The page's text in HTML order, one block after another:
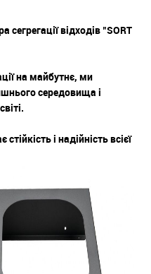
відходів "SORT
на майбутнє, ми
середовища і
і надійність всієї